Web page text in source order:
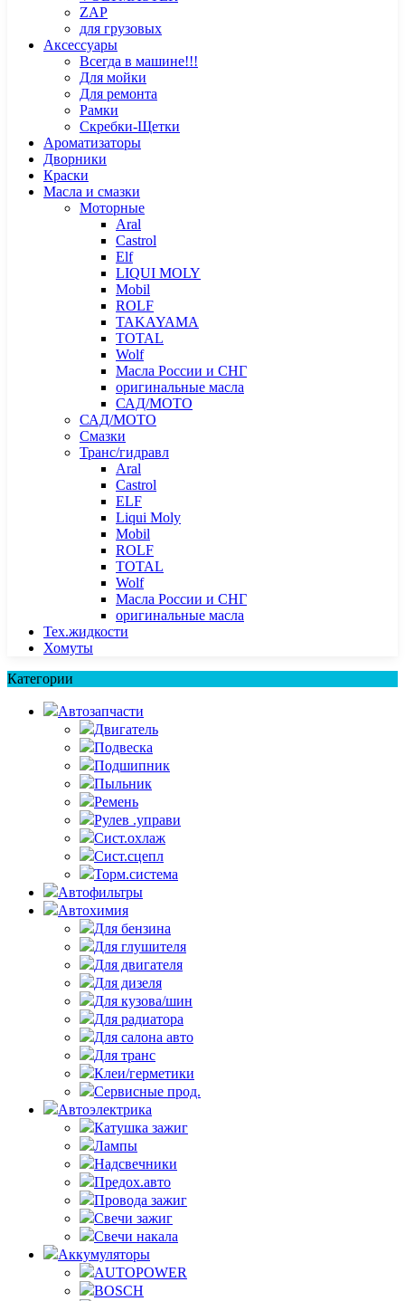
ZAP
для грузовых
Аксессуары
Всегда в машине!!!
Для мойки
Для ремонта
Рамки
Скребки-Щетки
Ароматизаторы
Дворники
Краски
Масла и смазки
Моторные
Aral
Castrol
Elf
LIQUI MOLY
Mobil
ROLF
TAKAYAMA
TOTAL
Wolf
Масла России и СНГ
оригинальные масла
САД/МОТО
САД/МОТО
Смазки
Транс/гидравл
Aral
Castrol
ELF
Liqui Moly
Mobil
ROLF
TOTAL
Wolf
Масла России и СНГ
оригинальные масла
Тех.жидкости
Хомуты
Категории
Автозапчасти
Двигатель
Подвеска
Подшипник
Пыльник
Ремень
Рулев .управи
Сист.охлаж
Сист.сцепл
Торм.система
Автофильтры
Автохимия
Для бензина
Для глушителя
Для двигателя
Для дизеля
Для кузова/шин
Для радиатора
Для салона авто
Для транс
Клеи/герметики
Сервисные прод.
Автоэлектрика
Катушка зажиг
Лампы
Надсвечники
Предох.авто
Провода зажиг
Свечи зажиг
Свечи накала
Аккумуляторы
AUTOPOWER
BOSCH